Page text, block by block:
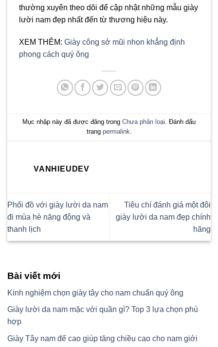
thường xuyên theo dõi để cập nhật những mẫu giày
lười nam đẹp nhất đến từ thương hiệu này.
XEM THÊM: Giày công sở mũi nhọn khẳng định
phong cách quý ông
Mục nhập này đã được đăng trong Chưa phân loại. Đánh dấu
trang permalink.
VANHIEUDEV
Phối đồ với giày lười da nam
đi mùa hè năng động và
thanh lịch
Tiêu chí đánh giá một đôi
giày lười da nam đẹp chính
hãng
Bài viết mới
Kinh nghiệm chọn giày tây cho nam chuẩn quý ông
Giày lười da nam mặc với quần gì? Top 3 lựa chọn phù
hợp
Giày Tây nam đế cao giúp tăng chiều cao cho nam giới